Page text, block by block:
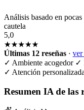
Análisis basado en
cautela
5,0
★★★★★
Últimas 12 reseñas · ver
✓ Ambiente acogedor ✓
✓ Atención personalizada
Resumen IA de las